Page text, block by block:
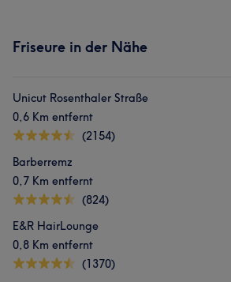
Friseure in der Nähe
Unicut Rosenthaler Straße
0,6 Km entfernt
(2154)
Barberremz
0,7 Km entfernt
(824)
E&R HairLounge
0,8 Km entfernt
(1370)